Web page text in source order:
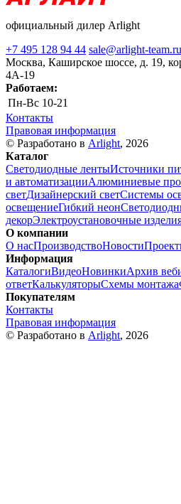
официальный дилер Arlight
+7 495 128 94 44 sale@arlight-team.ru
Москва, Каширское шоссе, д. 19,
4А-19
Работаем:
Пн-Вс 10-21
Контакты
Правовая информация
© Разработано в Arlight, 2026
Каталог
Светодиодные лентыИсточники
и автоматизацииАлюминиевые
светДизайнерский светСистемы
освещениеГибкий неон
декорЭлектроустановочные
О компании
О насПроизводствоНовости
Информация
КаталогиВидеоНовинкиАрхив
ответКалькуляторыСхемы монтажа
Покупателям
Контакты
Правовая информация
© Разработано в Arlight, 2026